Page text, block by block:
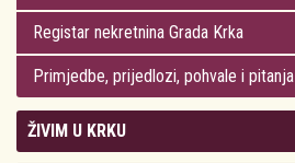
Registar nekretnina Grada Krka
Primjedbe, prijedlozi, pohvale i pitanja
ŽIVIM U KRKU